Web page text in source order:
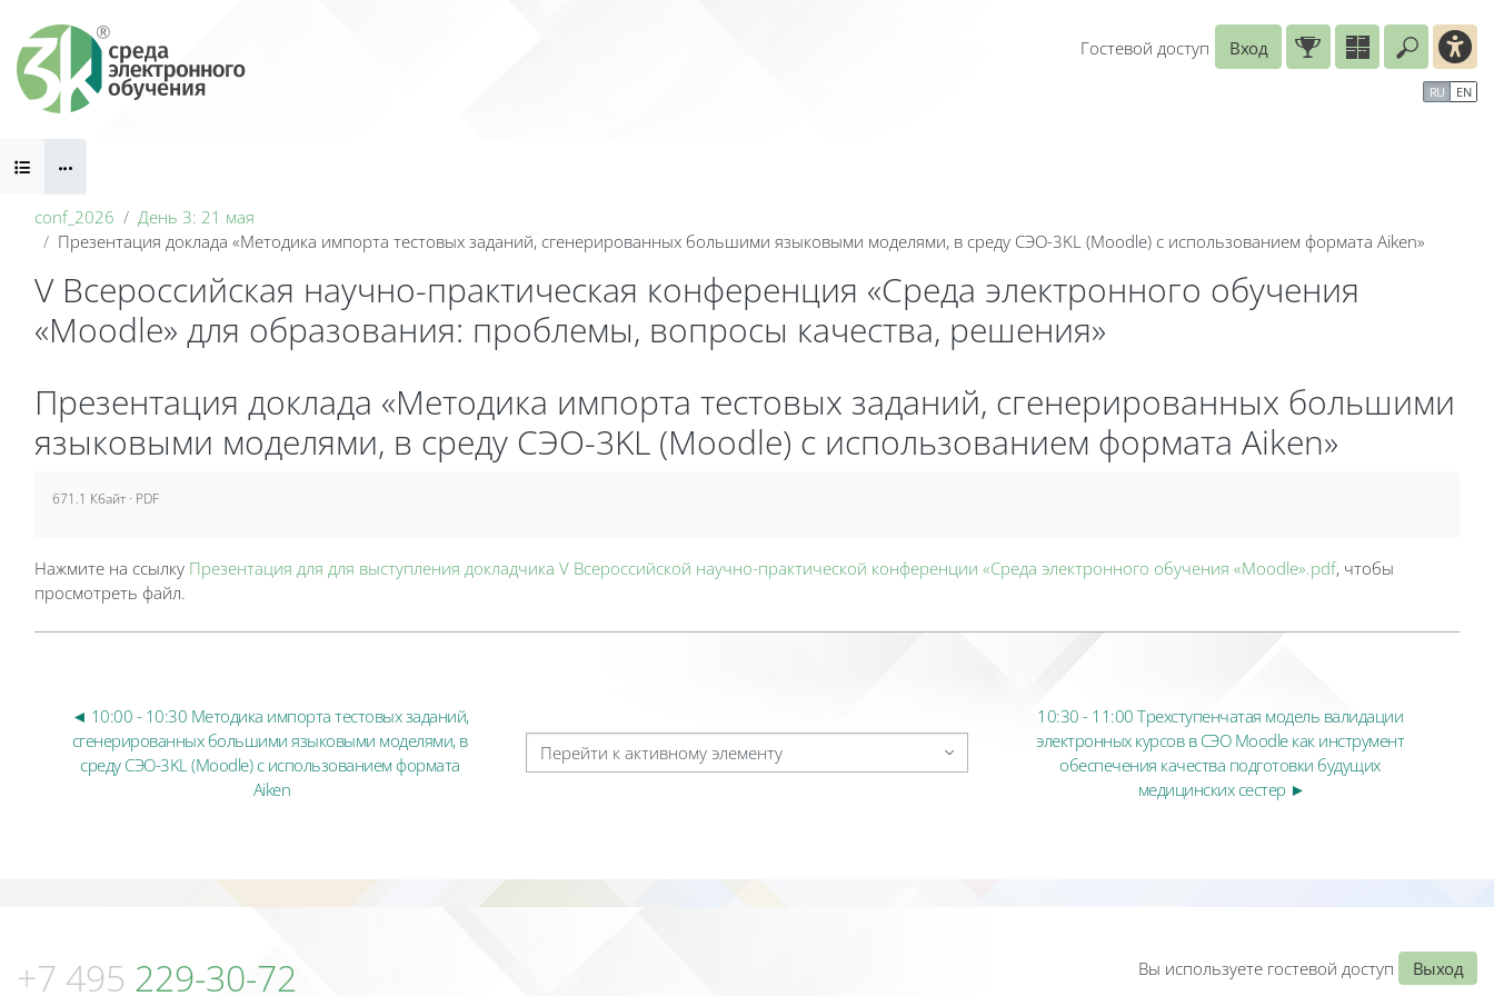
Гостевой доступ
Вход
RU EN
Блоки
conf_2026
День 3: 21 мая
Презентация доклада «Методика импорта тестовых заданий, сгенерированных большими языковыми моделями, в среду СЭО-3KL (Moodle) с использованием формата Aiken»
V Всероссийская научно-практическая конференция «Среда электронного обучения
«Moodle» для образования: проблемы, вопросы качества, решения»
Блоки
Презентация доклада «Методика импорта тестовых заданий, сгенерированных большими
языковыми моделями, в среду СЭО-3KL (Moodle) с использованием формата Aiken»
671.1 Кбайт · PDF
Нажмите на ссылку Презентация для для выступления докладчика V Всероссийской научно-практической конференции «Среда электронного обучения «Moodle».pdf, чтобы
просмотреть файл.
◄ 10:00 - 10:30 Методика импорта тестовых заданий,
сгенерированных большими языковыми моделями, в
среду СЭО-3KL (Moodle) с использованием формата
Aiken
Перейти к активному элементу
10:30 - 11:00 Трехступенчатая модель валидации
электронных курсов в СЭО Moodle как инструмент
обеспечения качества подготовки будущих
медицинских сестер ►
+7 495 229-30-72 Вы используете гостевой доступ Выход